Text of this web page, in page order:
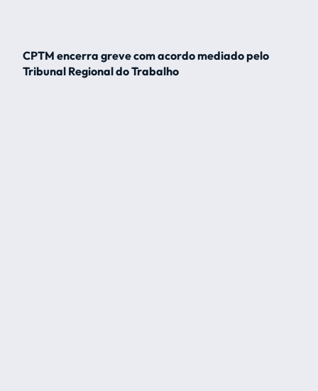
CPTM encerra greve com acordo mediado pelo
Tribunal Regional do Trabalho